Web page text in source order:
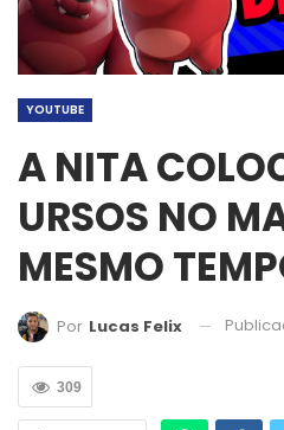
YOUTUBE
A NITA
URSOS NO
MESMO
Por Lucas Felix
309